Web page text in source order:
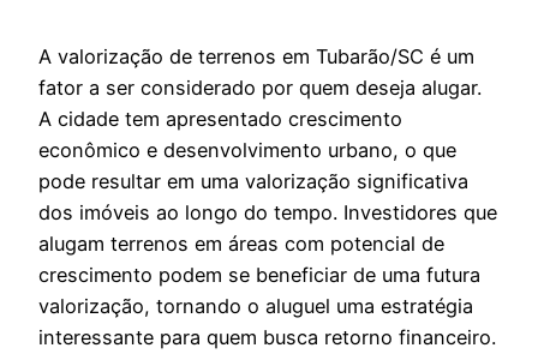
A valorização de terrenos em Tubarão/SC é um
fator a ser considerado por quem deseja alugar.
A cidade tem apresentado crescimento
econômico e desenvolvimento urbano, o que
pode resultar em uma valorização significativa
dos imóveis ao longo do tempo. Investidores que
alugam terrenos em áreas com potencial de
crescimento podem se beneficiar de uma futura
valorização, tornando o aluguel uma estratégia
interessante para quem busca retorno financeiro.